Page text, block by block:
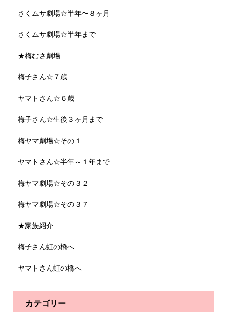
さくムサ劇場☆半年〜８ヶ月
さくムサ劇場☆半年まで
★梅むさ劇場
梅子さん☆７歳
ヤマトさん☆６歳
梅子さん☆生後３ヶ月まで
梅ヤマ劇場☆その１
ヤマトさん☆半年～１年まで
梅ヤマ劇場☆その３２
梅ヤマ劇場☆その３７
★家族紹介
梅子さん虹の橋へ
ヤマトさん虹の橋へ
カテゴリー